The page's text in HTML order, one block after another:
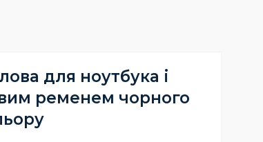
для ноутбука і
ременем чорного